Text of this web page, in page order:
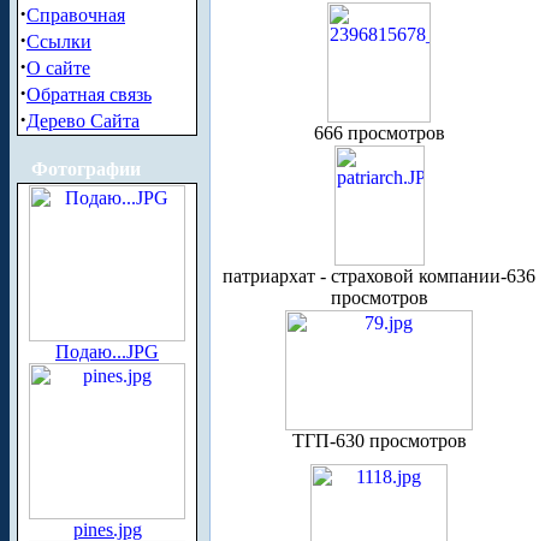
·Справочная
·Ссылки
·О сайте
·Обратная связь
·Дерево Сайта
Фотографии
Подаю...JPG
pines.jpg
666 просмотров
патриархат - страховой компании-636
просмотров
ТГП-630 просмотров